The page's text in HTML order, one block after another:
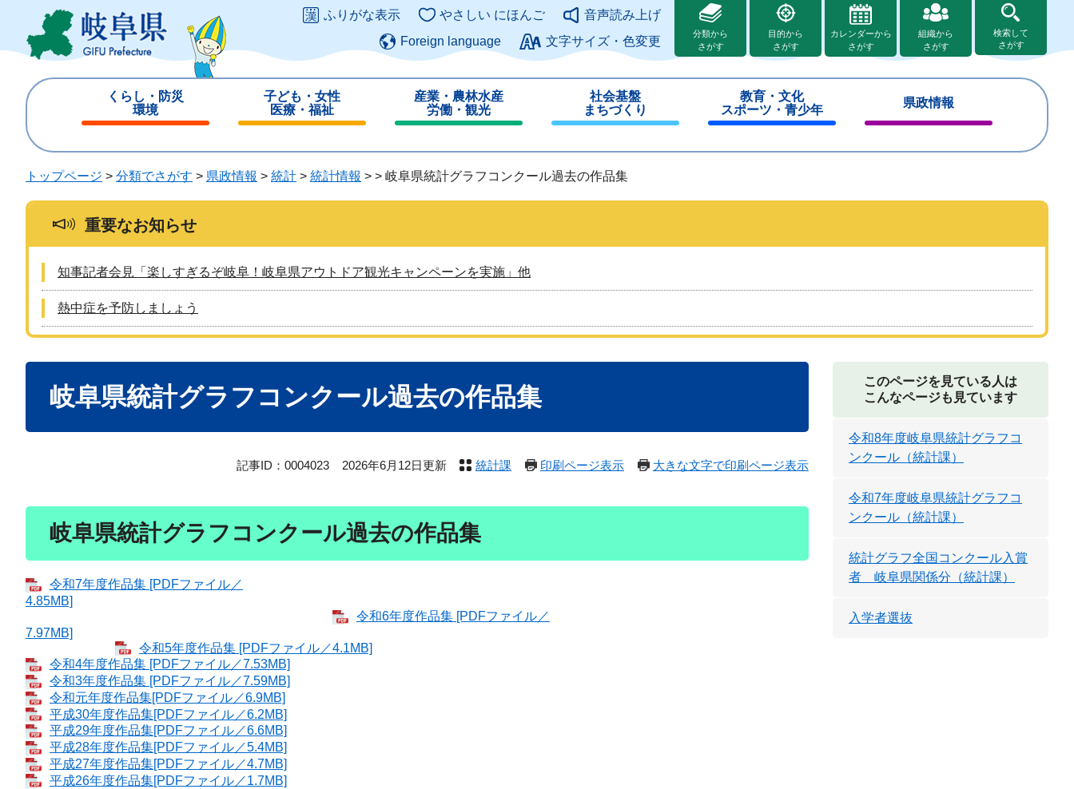
ジ
ュ
このページの本文へ
ふりがな表示 やさしい にほんご
音声読み上げ
Foreign language
文字サイズ・色変更
分類から
さがす
目的から
さがす
カレンダーから
さがす
組織から
さがす
検索して
さがす
くらし・防災
環境
じ
子ども・女性
医療・福祉
じ
る
産業・農林水産
労働・観光
じ
る
社会基盤
まちづくり
じ
る
教育・文化
スポーツ・青少年
じ
県政情報
じ
トップページ > 分類でさがす > 県政情報 > 統計 > 統計情報 > > 岐阜県統計グラフコンクール過去の作品集
重要なお知らせ
知事記者会見「楽しすぎるぞ岐阜！岐阜県アウトドア観光キャンペーンを実施」他
熱中症を予防しましょう
岐阜県統計グラフコンクール過去の作品集
記事ID：0004023 2026年6月12日更新 統計課 印刷ページ表示 大きな文字で印刷ページ表示
岐阜県統計グラフコンクール過去の作品集
令和7年度作品集 [PDFファイル／
4.85MB]
令和6年度作品集 [PDFファイル／
7.97MB]
令和5年度作品集 [PDFファイル／4.1MB]
令和4年度作品集 [PDFファイル／7.53MB]
令和3年度作品集 [PDFファイル／7.59MB]
令和元年度作品集[PDFファイル／6.9MB]
平成30年度作品集[PDFファイル／6.2MB]
平成29年度作品集[PDFファイル／6.6MB]
平成28年度作品集[PDFファイル／5.4MB]
平成27年度作品集[PDFファイル／4.7MB]
平成26年度作品集[PDFファイル／1.7MB]
このページを見ている人は
こんなページも見ています
令和8年度岐阜県統計グラフコ
ンクール（統計課）
令和7年度岐阜県統計グラフコ
ンクール（統計課）
統計グラフ全国コンクール入賞
者 岐阜県関係分（統計課）
入学者選抜